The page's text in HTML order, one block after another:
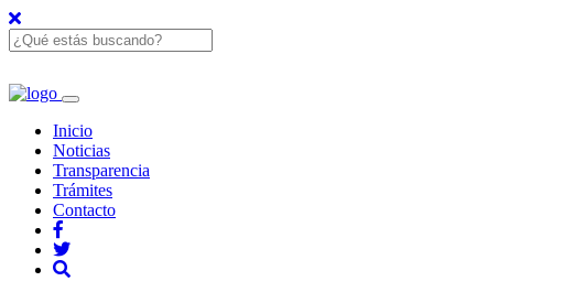
Inicio
Noticias
Transparencia
Trámites
Contacto